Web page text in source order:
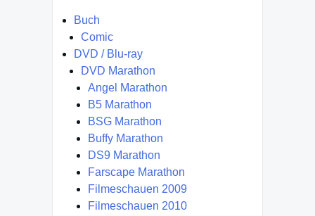
Buch
Comic
DVD / Blu-ray
DVD Marathon
Angel Marathon
B5 Marathon
BSG Marathon
Buffy Marathon
DS9 Marathon
Farscape Marathon
Filmeschauen 2009
Filmeschauen 2010